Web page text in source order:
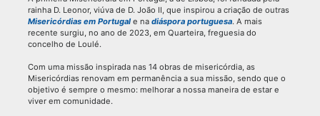
rainha D. Leonor, viúva de D. João II, que inspirou a criação de outras
Misericórdias em Portugal e na diáspora portuguesa. A mais
recente surgiu, no ano de 2023, em Quarteira, freguesia do
concelho de Loulé.
Com uma missão inspirada nas 14 obras de misericórdia, as
Misericórdias renovam em permanência a sua missão, sendo que o
objetivo é sempre o mesmo: melhorar a nossa maneira de estar e
viver em comunidade.